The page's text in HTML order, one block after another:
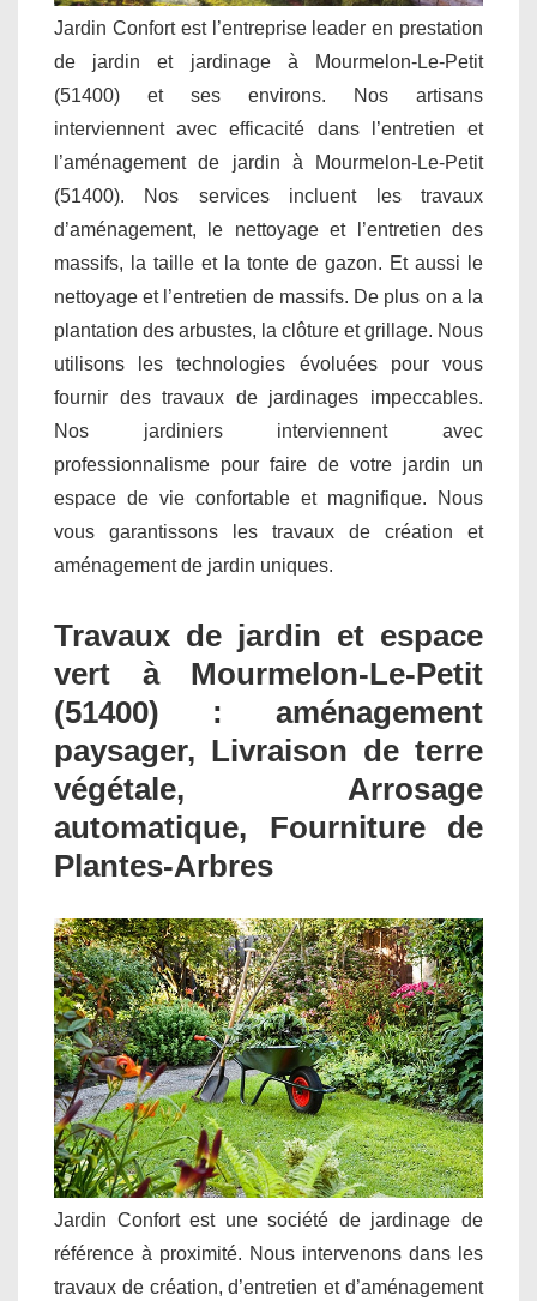
Jardin Confort est l’entreprise leader en prestation
de jardin et jardinage à Mourmelon-Le-Petit
(51400) et ses environs. Nos artisans
interviennent avec efficacité dans l’entretien et
l’aménagement de jardin à Mourmelon-Le-Petit
(51400). Nos services incluent les travaux
d’aménagement, le nettoyage et l’entretien des
massifs, la taille et la tonte de gazon. Et aussi le
nettoyage et l’entretien de massifs. De plus on a la
plantation des arbustes, la clôture et grillage. Nous
utilisons les technologies évoluées pour vous
fournir des travaux de jardinages impeccables.
Nos jardiniers interviennent avec
professionnalisme pour faire de votre jardin un
espace de vie confortable et magnifique. Nous
vous garantissons les travaux de création et
aménagement de jardin uniques.
Travaux de jardin et espace
vert à Mourmelon-Le-Petit
(51400) : aménagement
paysager, Livraison de terre
végétale, Arrosage
automatique, Fourniture de
Plantes-Arbres
Jardin Confort est une société de jardinage de
référence à proximité. Nous intervenons dans les
travaux de création, d’entretien et d’aménagement